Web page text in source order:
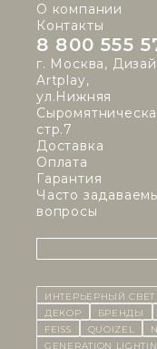
О компании
Контакты
8 800 555
г. Москва,
Artplay,
ул.Нижняя
стр.7
Доставка
Оплата
Гарантия
Часто
вопросы
ИНТЕРЬЕРНЫЙ СВЕТ
декор
бренды
Feiss
Quoizel
Generation